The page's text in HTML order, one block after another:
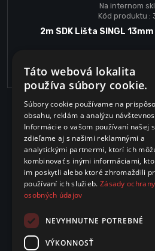
Na internom
Kód produktu :
2m SDK Lišta SINGL
8.40€
Táto webová lokalita
používa súbory cookie.
Súbory cookie používame na
obsahu, reklám a analýzu
Informácie o vašom používaní našej
zdieľame aj s našimi reklamnými a
analytickými partnermi, ktorí ich
kombinovať s inými informáciami,
im poskytli alebo ktoré zhromaždili
používaní ich služieb. Zásady ochrany
osobných údajov
NEVYHNUTNE POTREBNÉ
VÝKONNOSŤ